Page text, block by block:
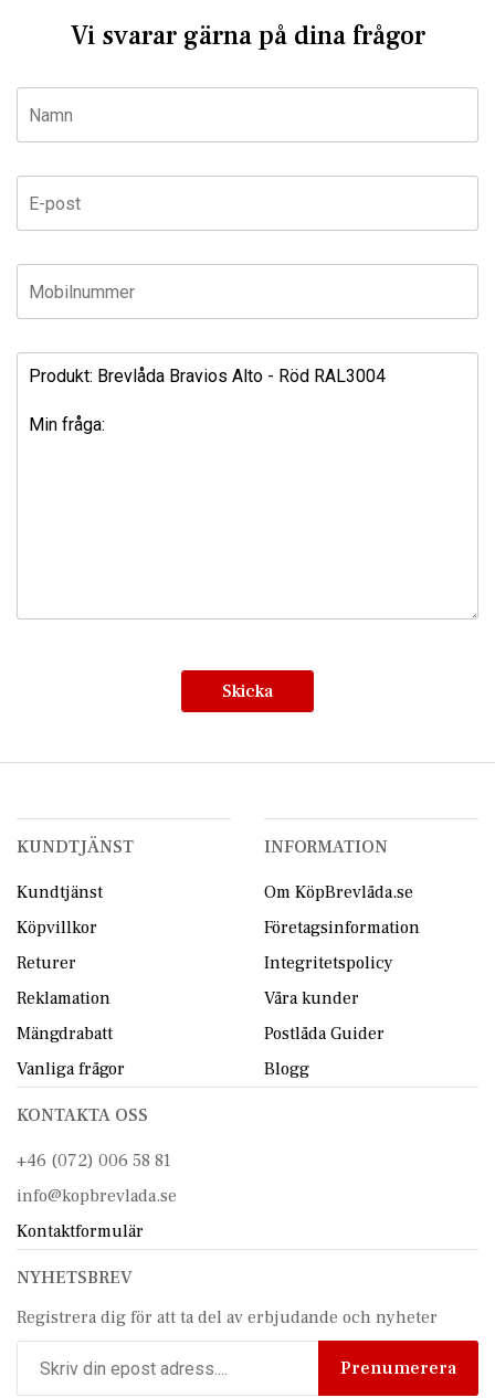
Vi svarar gärna på dina frågor
Skicka
KUNDTJÄNST
Kundtjänst
Köpvillkor
Returer
Reklamation
Mängdrabatt
Vanliga frågor
INFORMATION
Om KöpBrevlåda.se
Företagsinformation
Integritetspolicy
Våra kunder
Postlåda Guider
Blogg
KONTAKTA OSS
+46 (072) 006 58 81
info@kopbrevlada.se
Kontaktformulär
NYHETSBREV
Registrera dig för att ta del av erbjudande och nyheter
Prenumerera